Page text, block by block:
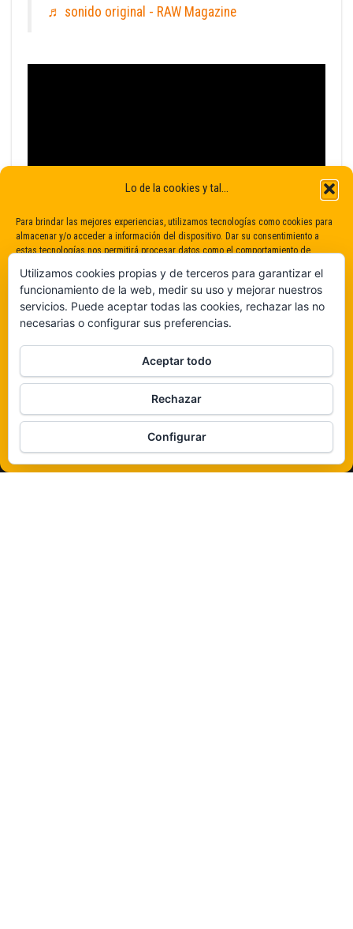
Lo de la cookies y tal...
Para brindar las mejores experiencias, utilizamos tecnologías como cookies para
almacenar y/o acceder a información del dispositivo. Dar su consentimiento a
estas tecnologías nos permitirá procesar datos como el comportamiento de
consentimiento puede afectar negativamente a determinadas características y
funciones.
De ninguna manera
Veámos que hay aquí
Política de cookies
♬ sonido original - RAW Magazine
Funciona gracias aWordPress |Tema:Envo Magazine
Utilizamos cookies propias y de terceros para garantizar el
funcionamiento de la web, medir su uso y mejorar nuestros
servicios. Puede aceptar todas las cookies, rechazar las no
necesarias o configurar sus preferencias.
Aceptar todo
Rechazar
Configurar